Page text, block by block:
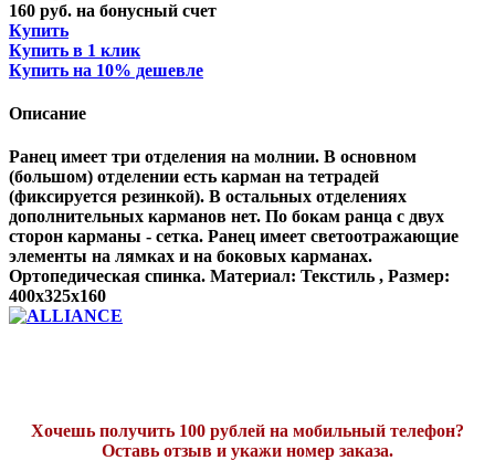
160 руб. на бонусный счет
Купить
Купить в 1 клик
Купить на 10% дешевле
Описание
Ранец имеет три отделения на молнии. В основном
(большом) отделении есть карман на тетрадей
(фиксируется резинкой). В остальных отделениях
дополнительных карманов нет. По бокам ранца с двух
сторон карманы - сетка. Ранец имеет светоотражающие
элементы на лямках и на боковых карманах.
Ортопедическая спинка. Материал: Текстиль , Размер:
400x325x160
Хочешь получить 100 рублей на мобильный телефон?
Оставь отзыв и укажи номер заказа.